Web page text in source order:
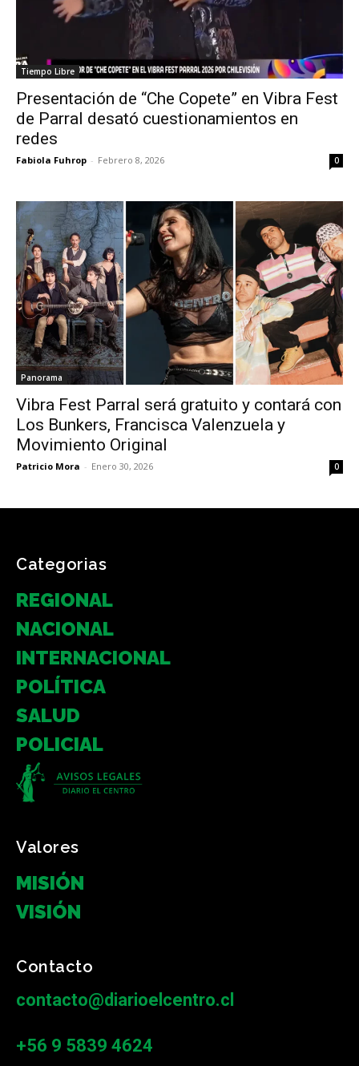
Tiempo Libre
Presentación de “Che Copete” en Vibra Fest
de Parral desató cuestionamientos en
redes
Fabiola Fuhrop - Febrero 8, 2026 0
Panorama
Vibra Fest Parral será gratuito y contará con
Los Bunkers, Francisca Valenzuela y
Movimiento Original
Patricio Mora - Enero 30, 2026 0
Categorias
REGIONAL
NACIONAL
INTERNACIONAL
POLÍTICA
SALUD
POLICIAL
Valores
MISIÓN
VISIÓN
Contacto
contacto@diarioelcentro.cl
+56 9 5839 4624